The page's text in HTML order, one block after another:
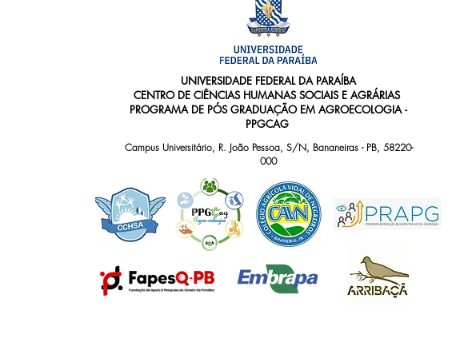
UNIVERSIDADE FEDERAL DA PARAÍBA
CENTRO DE CIÊNCIAS HUMANAS SOCIAIS E AGRÁRIAS
PROGRAMA DE PÓS GRADUAÇÃO EM AGROECOLOGIA -
PPGCAG
Campus Universitário, R. João Pessoa, S/N, Bananeiras - PB, 58220-
000